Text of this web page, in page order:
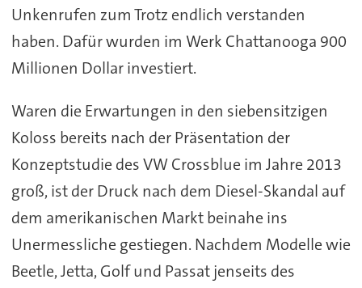
Unkenrufen zum Trotz endlich verstanden
haben. Dafür wurden im Werk Chattanooga 900
Millionen Dollar investiert.
Waren die Erwartungen in den siebensitzigen
Koloss bereits nach der Präsentation der
Konzeptstudie des VW Crossblue im Jahre 2013
groß, ist der Druck nach dem Diesel-Skandal auf
dem amerikanischen Markt beinahe ins
Unermessliche gestiegen. Nachdem Modelle wie
Beetle, Jetta, Golf und Passat jenseits des